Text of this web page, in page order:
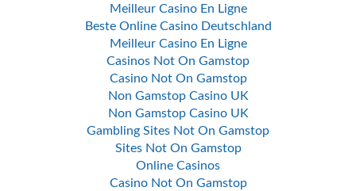
Meilleur Casino En Ligne
Beste Online Casino Deutschland
Meilleur Casino En Ligne
Casinos Not On Gamstop
Casino Not On Gamstop
Non Gamstop Casino UK
Non Gamstop Casino UK
Gambling Sites Not On Gamstop
Sites Not On Gamstop
Online Casinos
Casino Not On Gamstop